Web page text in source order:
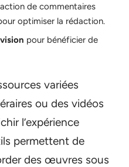
de commentaires
optimiser la rédaction.
pour bénéficier de
variées
ou des vidéos
l’expérience
permettent de
des œuvres sous